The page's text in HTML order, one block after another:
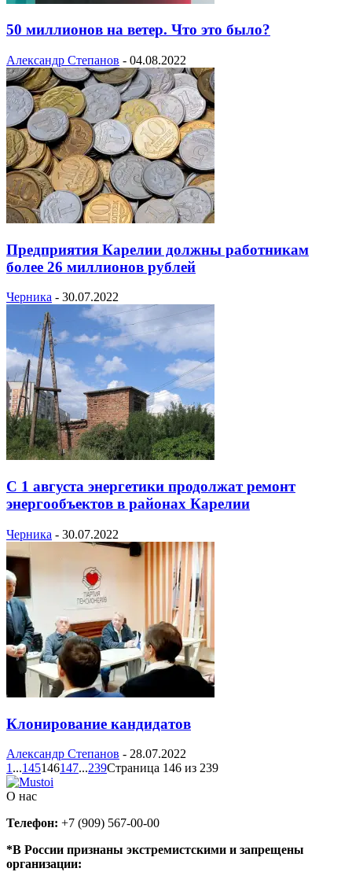
50 миллионов на ветер. Что это было?
Александр Степанов - 04.08.2022
Предприятия Карелии должны работникам
более 26 миллионов рублей
Черника - 30.07.2022
С 1 августа энергетики продолжат ремонт
энергообъектов в районах Карелии
Черника - 30.07.2022
Клонирование кандидатов
Александр Степанов - 28.07.2022
1 ...145146147...239Страница 146 из 239
О нас
Телефон: +7 (909) 567-00-00
*В России признаны экстремистскими и запрещены
организации: